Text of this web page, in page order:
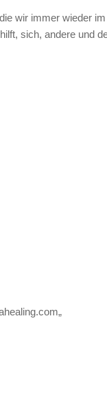
wir immer wieder
sich, andere und